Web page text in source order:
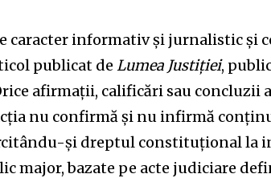
caracter informativ și jurnalistic și
publicat de Lumea Justiției,
afirmații, calificări sau concluzii
nu confirmă și nu infirmă
și dreptul constituțional la
major, bazate pe acte judiciare